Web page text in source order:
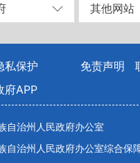
其他网站
私保护 免责声明
府APP
自治州人民政府办公室
自治州人民政府办公室综合保